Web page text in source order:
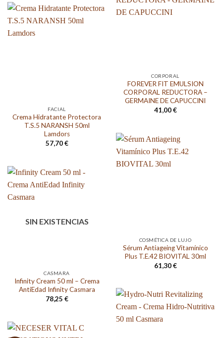
170,34 €.98,00 €.
CORPORAL
FOREVER FIT EMULSION
CORPORAL REDUCTORA –
GERMAINE DE CAPUCCINI
41,00€
FACIAL
Crema Hidratante Protectora
T.S.5 NARANSH 50ml
Lamdors
57,70€
COSMÉTICA DE LUJO
Sérum Antiageing Vitamínico
Plus T.E.42 BIOVITAL 30ml
61,30€
SIN EXISTENCIAS
CASMARA
Infinity Cream 50 ml – Crema
AntiEdad Infinity Casmara
78,25 €